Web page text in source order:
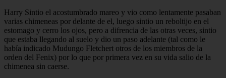
Harry Sintio el acostumbrado mareo y vio como lentamente pasaban
varias chimeneas por delante de el, luego sintio un reboltijo en el
estomago y cerro los ojos, pero a difrencia de las otras veces, sintio
que estaba llegando al suelo y dio un paso adelante (tal como le
había indicado Mudungo Fletchert otros de los miembros de la
orden del Fenix) por lo que por primera vez en su vida salio de la
chimenea sin caerse.